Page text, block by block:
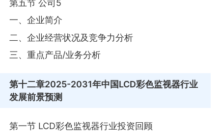
第五节 公司5
一、企业简介
二、企业经营状况及竞争力分析
三、重点产品/业务分析
第十二章2025-2031年中国LCD彩色监视器行业
发展前景预测
第一节 LCD彩色监视器行业投资回顾